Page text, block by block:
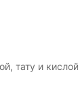
тату и